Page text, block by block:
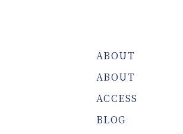
ABOUT
ABOUT
ACCESS
BLOG